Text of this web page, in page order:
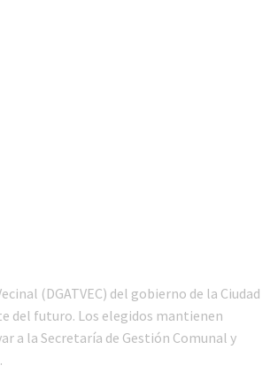
(DGATVEC) del gobierno de la Ciudad
del futuro. Los elegidos mantienen
a la Secretaría de Gestión Comunal y